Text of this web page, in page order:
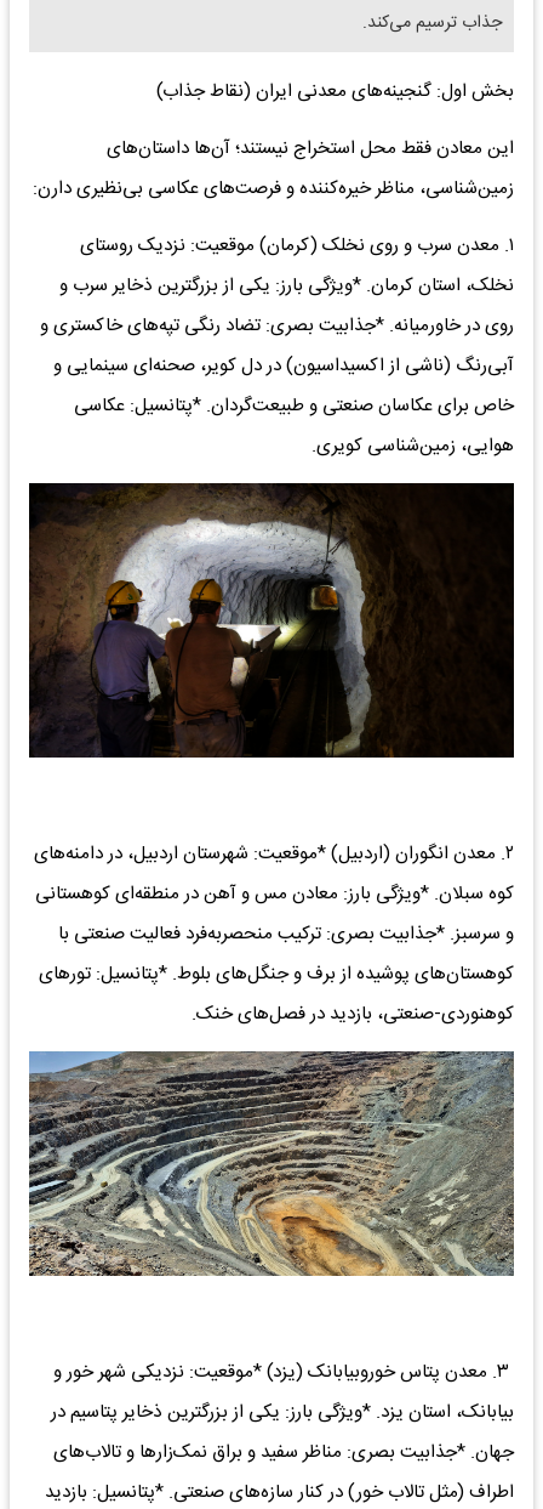
جذاب ترسیم می‌کند.
بخش اول: گنجینه‌های معدنی ایران (نقاط جذاب)
این معادن فقط محل استخراج نیستند؛ آن‌ها داستان‌های
زمین‌شناسی، مناظر خیره‌کننده و فرصت‌های عکاسی بی‌نظیری دارن:
۱. معدن سرب و روی نخلک (کرمان) موقعیت: نزدیک روستای
نخلک، استان کرمان. *ویژگی بارز: یکی از بزرگترین ذخایر سرب و
روی در خاورمیانه. *جذابیت بصری: تضاد رنگی تپه‌های خاکستری و
آبی‌رنگ (ناشی از اکسیداسیون) در دل کویر، صحنه‌ای سینمایی و
خاص برای عکاسان صنعتی و طبیعت‌گردان. *پتانسیل: عکاسی
هوایی، زمین‌شناسی کویری.
۲. معدن انگوران (اردبیل) *موقعیت: شهرستان اردبیل، در دامنه‌های
کوه سبلان. *ویژگی بارز: معادن مس و آهن در منطقه‌ای کوهستانی
و سرسبز. *جذابیت بصری: ترکیب منحصربه‌فرد فعالیت صنعتی با
کوهستان‌های پوشیده از برف و جنگل‌های بلوط. *پتانسیل: تورهای
کوهنوردی-صنعتی، بازدید در فصل‌های خنک.
۳. معدن پتاس خوروبیابانک (یزد) *موقعیت: نزدیکی شهر خور و
بیابانک، استان یزد. *ویژگی بارز: یکی از بزرگترین ذخایر پتاسیم در
جهان. *جذابیت بصری: مناظر سفید و براق نمک‌زارها و تالاب‌های
اطراف (مثل تالاب خور) در کنار سازه‌های صنعتی. *پتانسیل: بازدید